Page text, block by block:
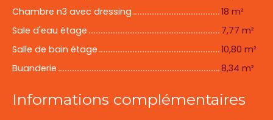
Chambre n3 avec dressing
18 m²
Sale d'eau étage
7,77 m²
Salle de bain étage
10,80 m²
Buanderie
8,34 m²
Informations complémentaires